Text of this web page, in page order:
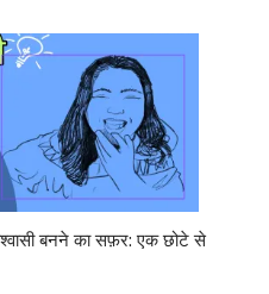
बनने का सफ़र: एक छोटे से